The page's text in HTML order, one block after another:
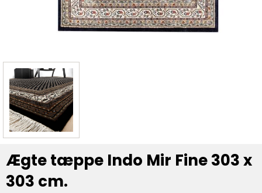
Ægte tæppe Indo Mir Fine 303 x
303 cm.